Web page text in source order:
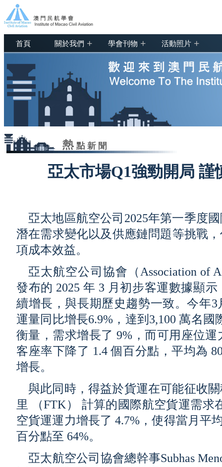
首頁 關於我們 + 學會刊物 + 活動照片 +
亞太市場Q1強勁開局 謹
亞太地區航空公司2025年第一季度
潛在需求變化以及供應鏈問題等挑戰
項成本效益。
亞太航空公司協會（Association of
發布的 2025 年 3 月初步客運數據顯
續增長，與長期歷史趨勢一致。今年
運量同比增長6.9%，達到3,100 萬名
衡量，需求增長了 9%，而可用座位
客座率下降了 1.4 個百分點，平均為
增長。
與此同時，得益於貨運在可能征收
里 （FTK） 計算的國際航空貨運需求
空貨運運力增長了 4.7%，使得當月平
百分點至 64%。
亞太航空公司協會總幹事Subhas